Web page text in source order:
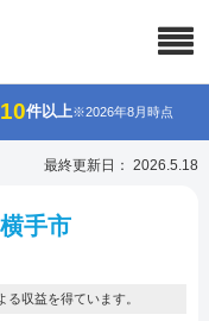
件以上※2026年8月時点
最終更新日： 2026.5.18
手市
収益を得ています。